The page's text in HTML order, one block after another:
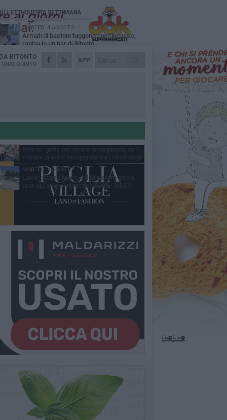
APP
BITONTO
QUINTO
LETTI QUESTA SETTIMANA
MARTEDÌ 4 AGOSTO
Armati di bastoni fuggono con l'incasso,
rapina in un bar di Bitonto
DOMENICA 2 AGOSTO
Fratelli d'Italia Bitonto: «Vicinanza alla
Parcheggio interrato in piazza Marconi, SI:
MARTEDÌ 4 AGOSTO
SANB
MARTEDÌ 4 AGOSTO
Lavori piazza Moro, dal Ministero arriva
proroga sino al dicembre 2027 - VIDEO